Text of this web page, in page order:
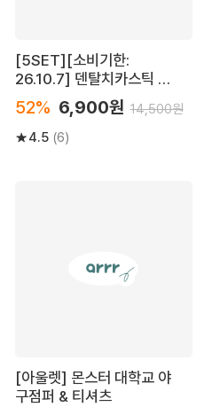
[5SET][소비기한:
26.10.7] 덴탈치카스틱 캣
10P
52% 6,900원 14,500원
4.5 (6)
[아울렛] 몬스터 대학교 야
구점퍼 & 티셔츠